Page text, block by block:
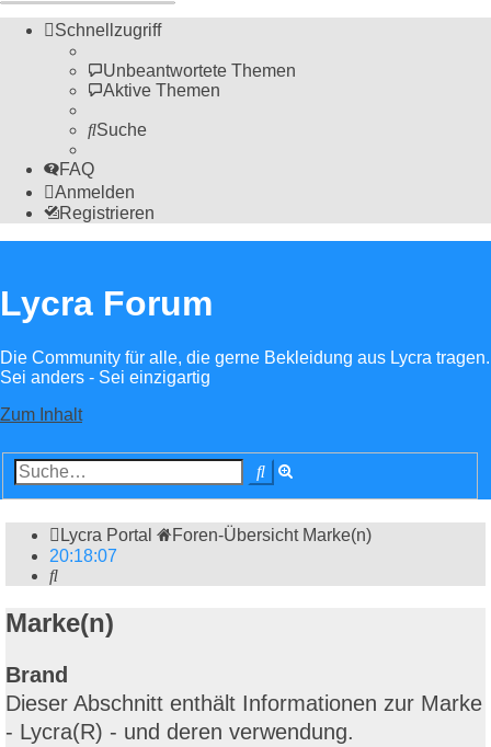
Schnellzugriff
Unbeantwortete Themen
Aktive Themen
Suche
FAQ
Anmelden
Registrieren
Lycra Forum
Die Community für alle, die gerne Bekleidung aus Lycra tragen.
Sei anders - Sei einzigartig
Zum Inhalt
Suche
Lycra Portal Foren-Übersicht Marke(n)
20:18:07
Suche
Marke(n)
Brand
Dieser Abschnitt enthält Informationen zur Marke
- Lycra(R) - und deren verwendung.